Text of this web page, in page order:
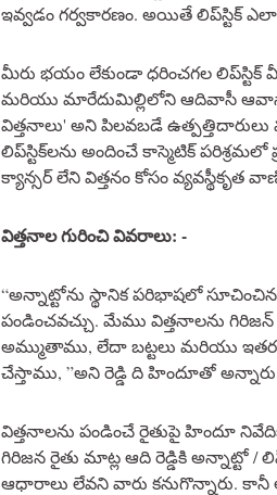
ఇవ్వడం గర్వకారణం. అయితే లిప్‌స్టిక్‌
మీరు భయం లేకుండా ధరించగల లిప్‌స్టిక్‌
మరియు మారేదుమిల్లిలోని ఆదివాసీ
విత్తనాలు' అని పిలవబడే
లిప్‌స్టిక్‌లను అందించే కాస్మెటిక్
క్యాన్సర్ లేని విత్తనం కోసం వ్యవస్థీకృత
విత్తనాలగురించివివరాలు: -
“అన్నాట్టోను స్థానిక పరిభాషలో
పండించవచ్చు. మేము విత్తనాలను
అమ్ముతాము, లేదా బట్టలు మరియు
చేస్తాము, ”అని రెడ్డి ది హిందూతో
విత్తనాలను పండించే రైతుపై హిందూ
గిరిజన రైతు మాట్ల ఆది రెడ్డికి అన్నాట్టో
ఆధారాలు లేవని వారు కనుగొన్నారు.